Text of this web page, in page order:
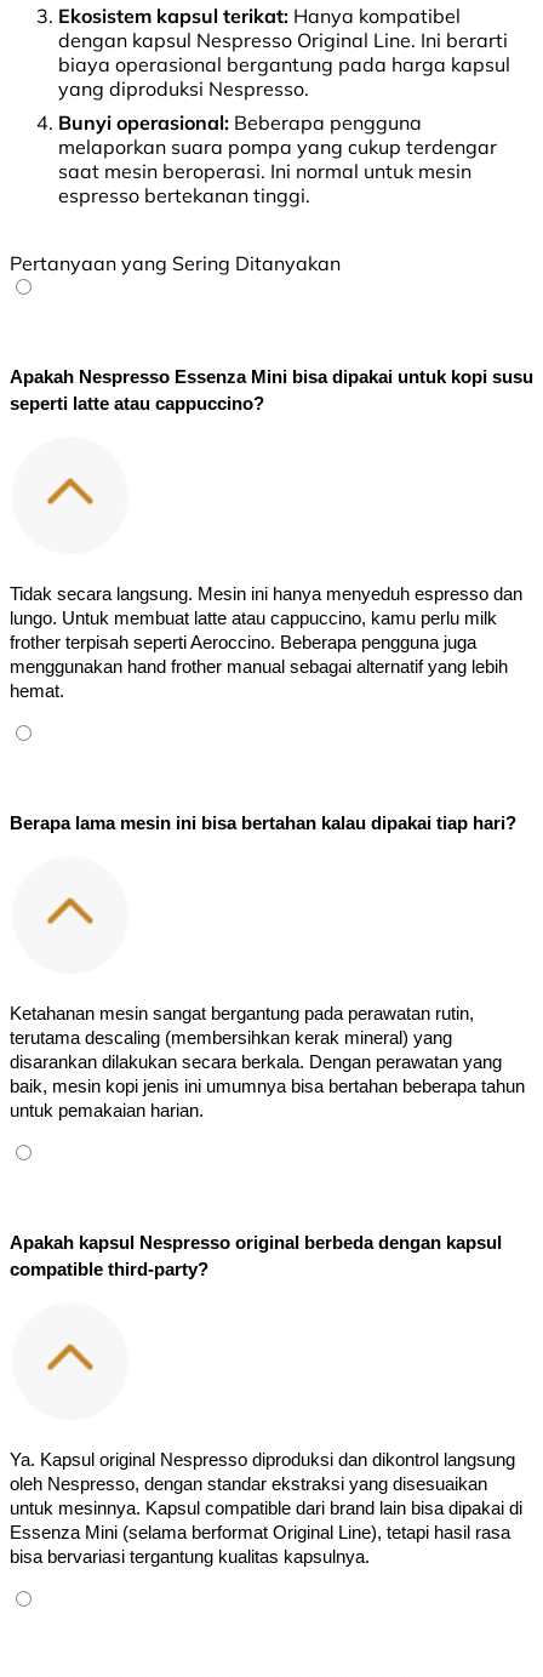
Ekosistem kapsul terikat: Hanya kompatibel
dengan kapsul Nespresso Original Line. Ini berarti
biaya operasional bergantung pada harga kapsul
yang diproduksi Nespresso.
Bunyi operasional: Beberapa pengguna
melaporkan suara pompa yang cukup terdengar
saat mesin beroperasi. Ini normal untuk mesin
espresso bertekanan tinggi.
Pertanyaan yang Sering Ditanyakan
Apakah Nespresso Essenza Mini bisa dipakai untuk kopi susu
seperti latte atau cappuccino?
Tidak secara langsung. Mesin ini hanya menyeduh espresso dan
lungo. Untuk membuat latte atau cappuccino, kamu perlu milk
frother terpisah seperti Aeroccino. Beberapa pengguna juga
menggunakan hand frother manual sebagai alternatif yang lebih
hemat.
Berapa lama mesin ini bisa bertahan kalau dipakai tiap hari?
Ketahanan mesin sangat bergantung pada perawatan rutin,
terutama descaling (membersihkan kerak mineral) yang
disarankan dilakukan secara berkala. Dengan perawatan yang
baik, mesin kopi jenis ini umumnya bisa bertahan beberapa tahun
untuk pemakaian harian.
Apakah kapsul Nespresso original berbeda dengan kapsul
compatible third-party?
Ya. Kapsul original Nespresso diproduksi dan dikontrol langsung
oleh Nespresso, dengan standar ekstraksi yang disesuaikan
untuk mesinnya. Kapsul compatible dari brand lain bisa dipakai di
Essenza Mini (selama berformat Original Line), tetapi hasil rasa
bisa bervariasi tergantung kualitas kapsulnya.